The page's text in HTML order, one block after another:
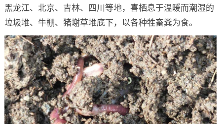
黑龙江、北京、吉林、四川等地，喜栖息于温暖而潮湿的
垃圾堆、牛棚、猪塮草堆底下，以各种牲畜粪为食。